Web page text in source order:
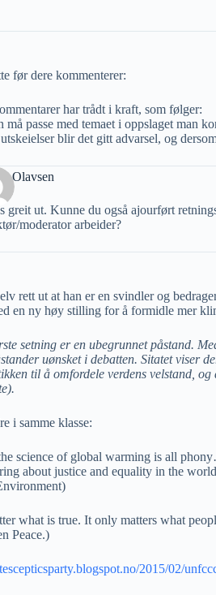
før dere kommenterer:
har trådt i kraft, som følger:
må passe med temaet i oppslaget man
blir det gitt advarsel, og
Olavsen
greit ut. Kunne du også ajourført
moderator arbeider?
rett ut at han er en svindler og
en ny høy stilling for å formidle mer
setning er en ubegrunnet påstand.
uønsket i debatten. Sitatet viser
til å omfordele verdens velstand,
i samme klasse:
science of global warming is all
about justice and equality in the
what is true. It only matters what
Peace.)
2015/02/